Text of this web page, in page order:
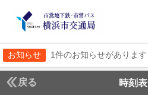
お知らせ 1件のお知らせがあります
戻る 時刻表